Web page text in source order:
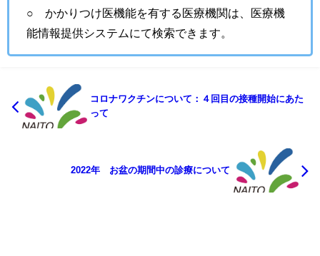
○ かかりつけ医機能を有する医療機関は、医療機
能情報提供システムにて検索できます。
コロナワクチンについて：４回目の接種開始にあた
って
2022年 お盆の期間中の診療について